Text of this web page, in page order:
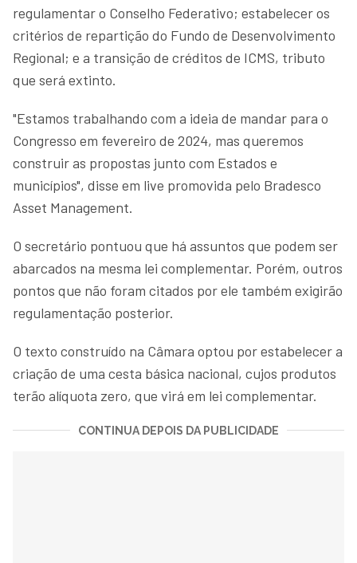
regulamentar o Conselho Federativo; estabelecer os
critérios de repartição do Fundo de Desenvolvimento
Regional; e a transição de créditos de ICMS, tributo
que será extinto.
"Estamos trabalhando com a ideia de mandar para o
Congresso em fevereiro de 2024, mas queremos
construir as propostas junto com Estados e
municípios", disse em live promovida pelo Bradesco
Asset Management.
O secretário pontuou que há assuntos que podem ser
abarcados na mesma lei complementar. Porém, outros
pontos que não foram citados por ele também exigirão
regulamentação posterior.
O texto construído na Câmara optou por estabelecer a
criação de uma cesta básica nacional, cujos produtos
terão alíquota zero, que virá em lei complementar.
CONTINUA DEPOIS DA PUBLICIDADE